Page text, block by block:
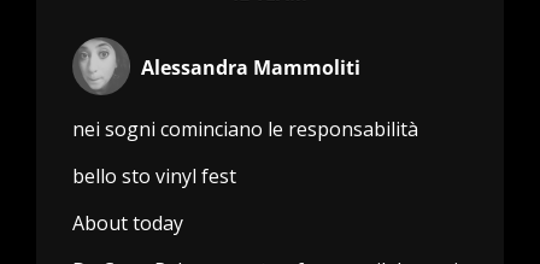
Alessandra Mammoliti
nei sogni cominciano le responsabilità
bello sto vinyl fest
About today